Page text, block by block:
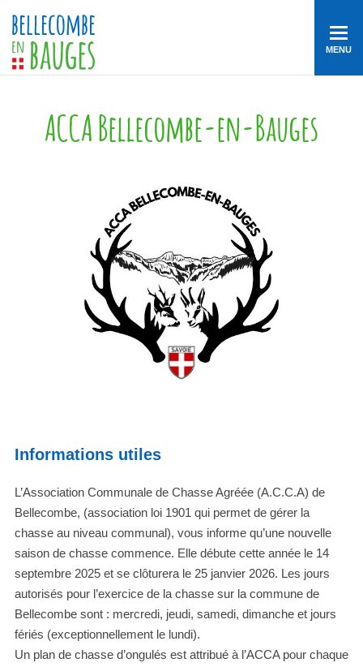
MENU
ACCA Bellecombe-en-Bauges
Informations utiles
L’Association Communale de Chasse Agréée (A.C.C.A) de
Bellecombe, (association loi 1901 qui permet de gérer la
chasse au niveau communal), vous informe qu’une nouvelle
saison de chasse commence. Elle débute cette année le 14
septembre 2025 et se clôturera le 25 janvier 2026. Les jours
autorisés pour l’exercice de la chasse sur la commune de
Bellecombe sont : mercredi, jeudi, samedi, dimanche et jours
fériés (exceptionnellement le lundi).
Un plan de chasse d’ongulés est attribué à l’ACCA pour chaque